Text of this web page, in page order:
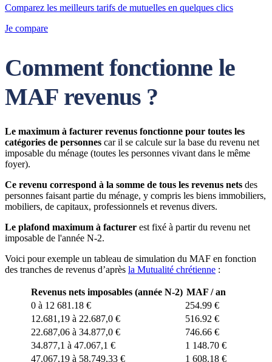
Comparez les meilleurs tarifs de mutuelles en quelques clics
Je compare
Comment fonctionne le
MAF revenus ?
Le maximum à facturer revenus fonctionne pour toutes les
catégories de personnes car il se calcule sur la base du revenu net
imposable du ménage (toutes les personnes vivant dans le même
foyer).
Ce revenu correspond à la somme de tous les revenus nets des
personnes faisant partie du ménage, y compris les biens immobiliers,
mobiliers, de capitaux, professionnels et revenus divers.
Le plafond maximum à facturer est fixé à partir du revenu net
imposable de l'année N-2.
Voici pour exemple un tableau de simulation du MAF en fonction
des tranches de revenus d’après la Mutualité chrétienne :
Revenus nets imposables (année N-2) MAF / an
0 à 12 681.18 €
254.99 €
12.681,19 à 22.687,0 €
516.92 €
22.687,06 à 34.877,0 €
746.66 €
34.877,1 à 47.067,1 €
1 148.70 €
47.067,19 à 58.749,33 €
1 608.18 €